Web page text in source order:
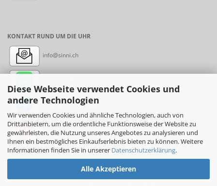
Diese Webseite verwendet Cookies und
andere Technologien
Wir verwenden Cookies und ähnliche Technologien, auch von
Drittanbietern, um die ordentliche Funktionsweise der Website zu
gewährleisten, die Nutzung unseres Angebotes zu analysieren und
Ihnen ein bestmögliches Einkaufserlebnis bieten zu können. Weitere
Informationen finden Sie in unserer Datenschutzerklärung.
Alle Akzeptieren
KONTAKT RUND UM DIE UHR
info@sinni.ch
Messenger: sinni.ch
Instagram: sinni_ch
Online-Shopby sinni.ch © 2017-2026